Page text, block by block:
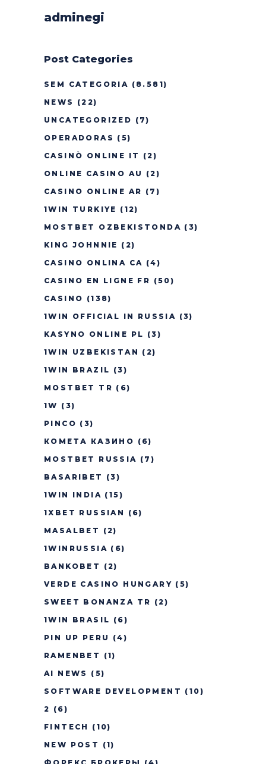
adminegi
Post Categories
SEM CATEGORIA (8.581)
NEWS
(22)
UNCATEGORIZED (7)
OPERADORAS (5)
CASINÒ ONLINE IT
(2)
ONLINE CASINO AU
(2)
CASINO ONLINE AR (7)
1WIN TURKIYE (12)
MOSTBET OZBEKISTONDA (3)
KING JOHNNIE (2)
CASINO ONLINA CA (4)
CASINO EN LIGNE FR (50)
CASINO (138)
1WIN OFFICIAL IN RUSSIA (3)
KASYNO ONLINE PL (3)
1WIN UZBEKISTAN (2)
1WIN BRAZIL (3)
MOSTBET TR (6)
1W (3)
PINCO (3)
КОМЕТА КАЗИНО (6)
MOSTBET RUSSIA (7)
BASARIBET
(3)
1WIN INDIA (15)
1XBET RUSSIAN
(6)
MASALBET
(2)
1WINRUSSIA (6)
BANKOBET
(2)
VERDE CASINO HUNGARY (5)
SWEET BONANZA TR (2)
1WIN BRASIL (6)
PIN UP PERU
(4)
RAMENBET
(1)
AI NEWS
(5)
SOFTWARE DEVELOPMENT (10)
2 (6)
FINTECH
(10)
NEW POST
(1)